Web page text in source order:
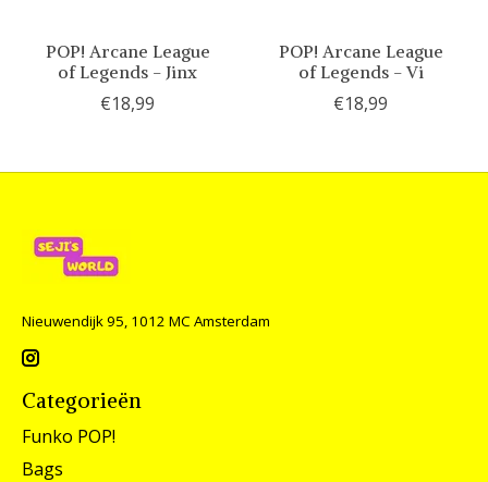
POP! Arcane League
of Legends - Jinx
€18,99
POP! Arcane League
of Legends - Vi
€18,99
Nieuwendijk 95, 1012 MC Amsterdam
Categorieën
Funko POP!
Bags